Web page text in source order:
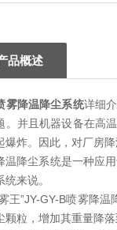
品概述
雾降温降尘系统详细
。并且机器设备在高
爆炸。因此，对厂房
温降尘系统是一种应
统来说。
王”JY-GY-B喷雾降
颗粒，增加其重量降